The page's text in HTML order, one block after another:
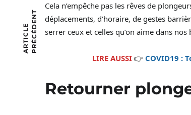
Cela n’empêche pas les rêves de
déplacements, d’horaire, de gestes
serrer ceux et celles qu’on aime dans nos
LIRE AUSSI👉 COVID19 :
Retourner
A
R
T
I
C
L
E
P
R
É
C
É
D
E
NT